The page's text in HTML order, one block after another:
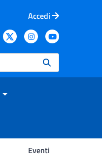
Accedi
Eventi